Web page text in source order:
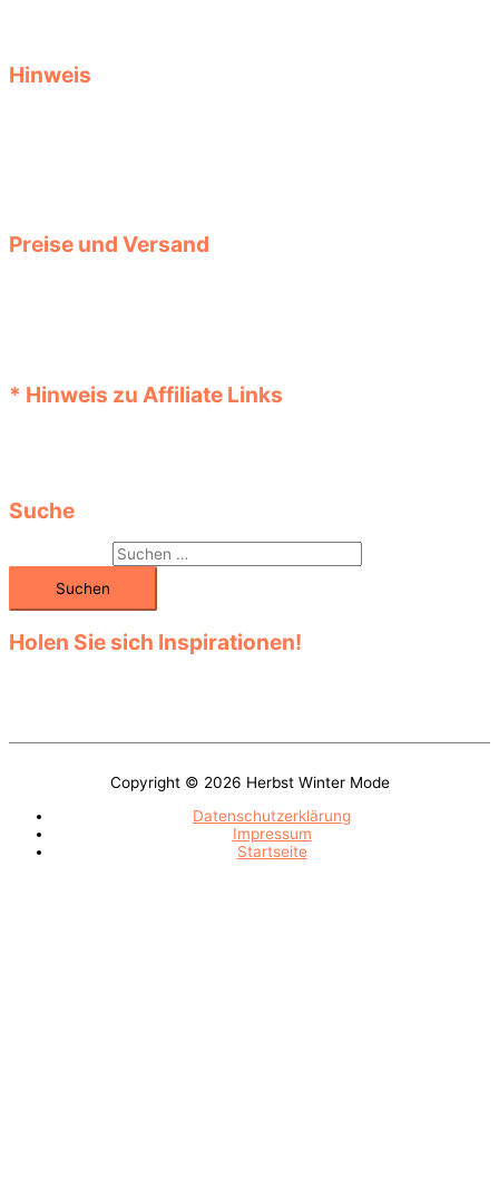
Hinweis
Preise und Versand
* Hinweis zu Affiliate Links
Suche
Holen Sie sich Inspirationen!
Copyright © 2026 Herbst Winter Mode
Datenschutzerklärung
Impressum
Startseite